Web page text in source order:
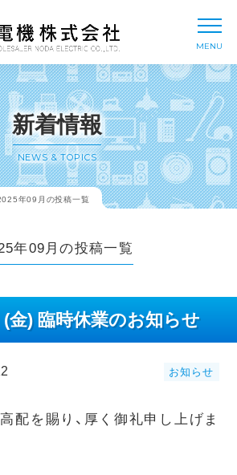
MENU
COMPANY
MANUFACTURER
OFFICE
新着情報
NEWS & TOPICS
年09月の投稿一覧
年09月の投稿一覧
(金) 臨時休業のお知らせ
お知らせ
配を賜り、厚く御礼申し上げま